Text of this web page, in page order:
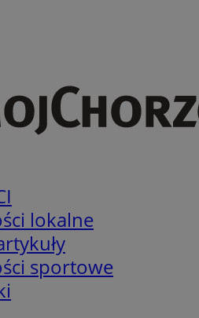
lokalne
sportowe